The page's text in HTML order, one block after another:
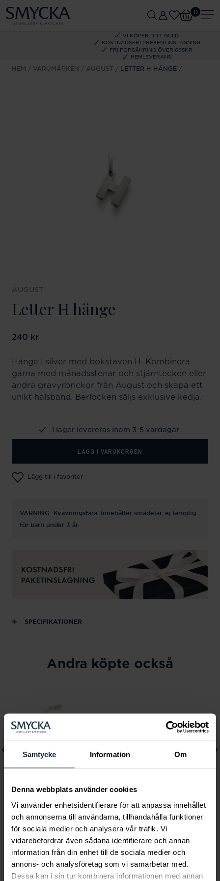
Samtycke Information Om
Denna webbplats använder cookies
Vi använder enhetsidentifierare för att anpassa innehållet
och annonserna till användarna, tillhandahålla funktioner
för sociala medier och analysera vår trafik. Vi
vidarebefordrar även sådana identifierare och annan
information från din enhet till de sociala medier och
annons- och analysföretag som vi samarbetar med.
Dessa kan i sin tur kombinera informationen med annan
VI KÖPER DITT GULD
KOSTNADSFRI PRESENTINSLAGNING
FRI FÖRSÄKRING ÖVER 695KR
HEMLEVERANS
0
HEM VARUMÄRKEN AUGUST LETTER H HÄNGE
AUGUST
Letter H hänge
Pris:240 kr
240 kr
Hänge i silver med bokstaven H. Kombinera
gärna med månadsstenar och stjärntecken eller
andra gravyrbrickor från August och skapa ett
unikt halsband. Berlocken säljs exklusive kedja.
I lager levereras inom 3-5 vardagar
LÄGG I VARUKORGEN
Lägg till i favoriter
VARNING: Kvävningsfara. Innehåller smådelar, ej lämplig
för barn under 3 år.
SPECIFIKATIONER
Andra köpte också
Lily and Rose
Emily pearl bracelet -
Ivory
Pris:349 kr
349 kr
Mockberg
Ines Earring
Pris:499 kr
499 kr